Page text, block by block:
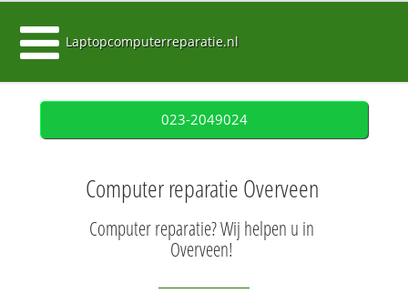
Laptopcomputerreparatie.nl
023-2049024
Computer reparatie Overveen
Computer reparatie? Wij helpen u in
Overveen!